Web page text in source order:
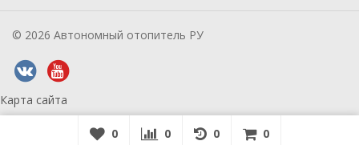
© 2026 Автономный отопитель РУ
Карта сайта
0 0 0 0